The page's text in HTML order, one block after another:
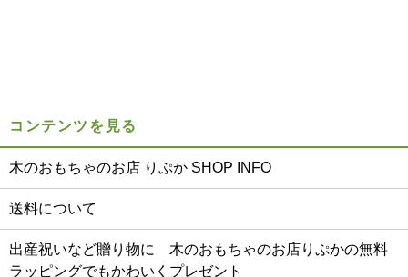
コンテンツを見る
木のおもちゃのお店 りぷか SHOP INFO
送料について
出産祝いなど贈り物に 木のおもちゃのお店りぷかの無料
ラッピングでもかわいくプレゼント